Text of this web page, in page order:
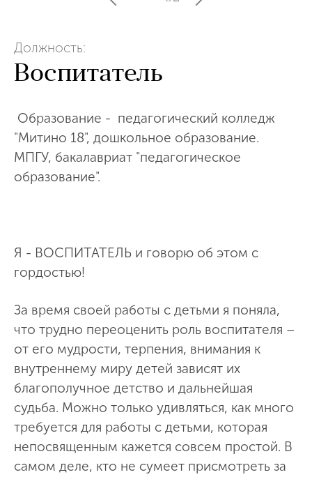
Должность:
Воспитатель
Образование - педагогический колледж
"Митино 18", дошкольное образование.
МПГУ, бакалавриат "педагогическое
образование".
Я - ВОСПИТАТЕЛЬ и говорю об этом с
гордостью!
За время своей работы с детьми я поняла,
что трудно переоценить роль воспитателя –
от его мудрости, терпения, внимания к
внутреннему миру детей зависят их
благополучное детство и дальнейшая
судьба. Можно только удивляться, как много
требуется для работы с детьми, которая
непосвященным кажется совсем простой. В
самом деле, кто не сумеет присмотреть за